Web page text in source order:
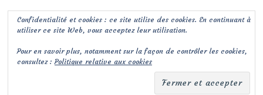
Confidentialité et cookies : ce site utilise des cookies. En continuant à
utiliser ce site Web, vous acceptez leur utilisation.
Pour en savoir plus, notamment sur la façon de contrôler les cookies,
consultez :Politique relative aux cookies